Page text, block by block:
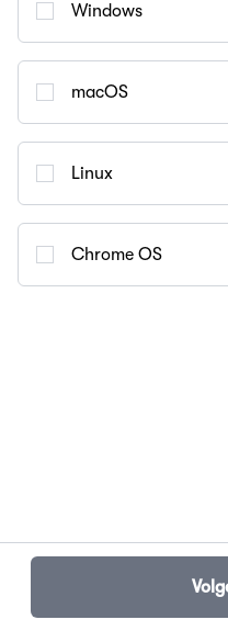
Windows
macOS
Linux
Chrome OS